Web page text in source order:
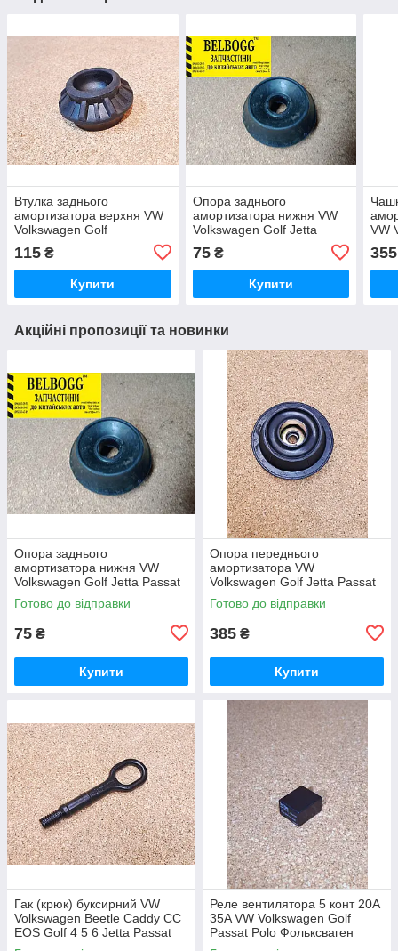
Втулка заднього
амортизатора верхня VW
Volkswagen Golf
Corrado Фольксваген
Гольф Джетта Джетта
Поло Венто Коррадо
115 ₴
Купити
Опора заднього
амортизатора нижня VW
Volkswagen Golf Jetta
Passat Vento Polo Corrado
Фольксваген Гольф
Джетта Джетта Поло
75₴
Купити
VW
355
Акційні пропозиції та новинки
Опора заднього
амортизатора нижня VW
Volkswagen Golf Jetta Passat
Vento Polo Corrado
Фольксваген Гольф Джетта
Готово до відправки
75 ₴
Купити
Опора переднього
амортизатора VW
Volkswagen Golf Jetta Passat
Vento Variant Polo
Фольксваген Гольф Джетта
Готово до відправки
385 ₴
Купити
Гак (крюк) буксирний VW
Volkswagen Beetle Caddy CC
EOS Golf 4 5 6 Jetta Passat
B6 B7 CC Scirocco Sharan
Реле вентилятора 5 конт 20A
35A VW Volkswagen Golf
Passat Polo Фольксваген
Гольф Поло Пассат